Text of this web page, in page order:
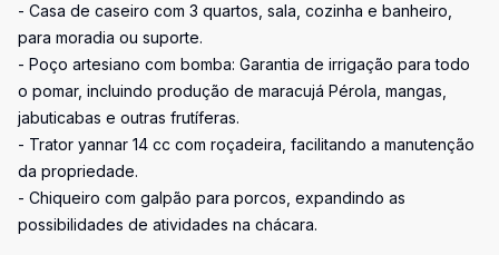
- Casa de caseiro com 3 quartos, sala, cozinha e banheiro,
para moradia ou suporte.
- Poço artesiano com bomba: Garantia de irrigação para todo
o pomar, incluindo produção de maracujá Pérola, mangas,
jabuticabas e outras frutíferas.
- Trator yannar 14 cc com roçadeira, facilitando a manutenção
da propriedade.
- Chiqueiro com galpão para porcos, expandindo as
possibilidades de atividades na chácara.